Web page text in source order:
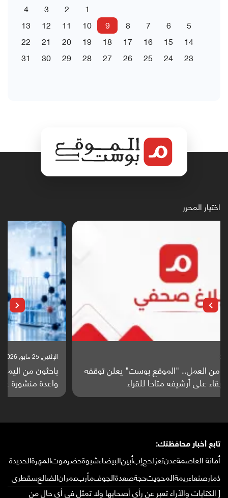
1
2
3
4
5
6
7
8
9
10
11
12
13
14
15
16
17
18
19
20
21
22
23
24
25
26
27
28
29
30
31
اختيار المحرر
باحثون من اليمن يدخلون سباق أبحاث ألزهايمر بدراسة
واعدة منشورة عالميا (ترجمة)
تابع أخبار محافظتك:
أمانة العاصمةعدنتعزلحجإبأبينالبيضاءشبوةحضرموتالمهرةالحديدة
ذمارصنعاءريمةالمحويتحجةصعدةالجوفمأربعمرانالضالعسقطرى
[ الكتابات والآراء تعبر عن رأي أصحابها ولا تمثل في أي حال من